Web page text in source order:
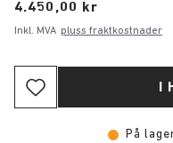
Price:
4.450,00 kr
Inkl. MVA pluss fraktkostnader
I
På